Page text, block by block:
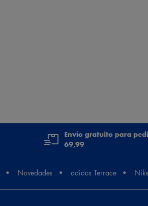
Envío gratuito para
69,99
Novedades adidas Terrace